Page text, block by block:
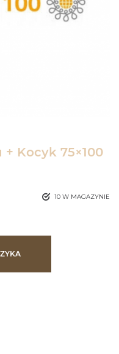
Kocyk 75×100
10 W MAGAZYNIE